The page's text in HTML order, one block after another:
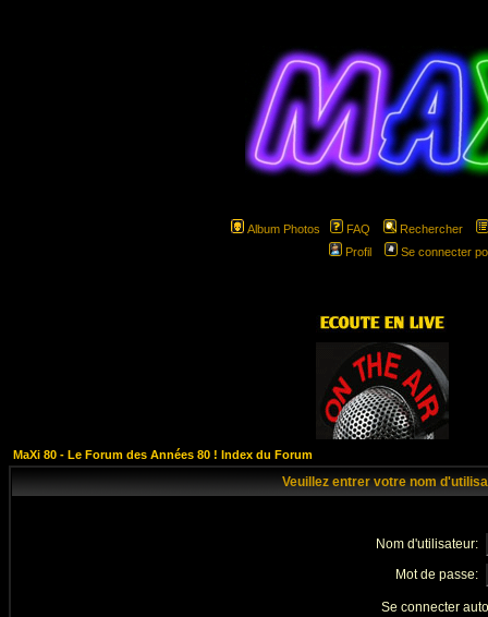
Album Photos FAQ
Rechercher
Profil
Se connecter
MaXi 80 - Le Forum des Années 80 ! Index du Forum
Veuillez entrer votre nom
Nom d'utilisateur:
Mot de passe:
Se connecter